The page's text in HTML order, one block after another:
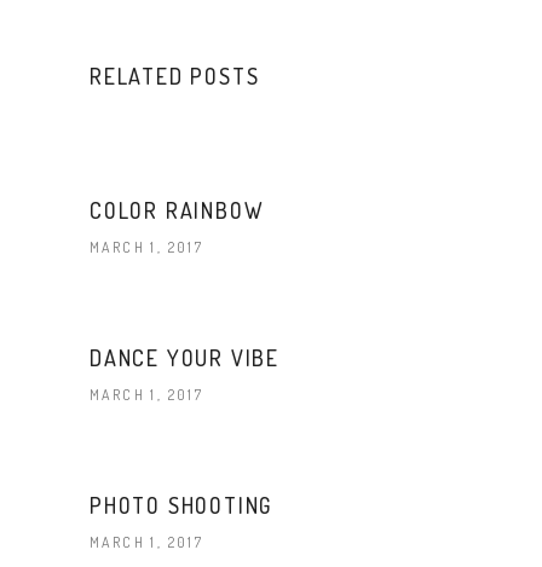
RELATED POSTS
COLOR RAINBOW
MARCH 1, 2017
DANCE YOUR VIBE
MARCH 1, 2017
PHOTO SHOOTING
MARCH 1, 2017